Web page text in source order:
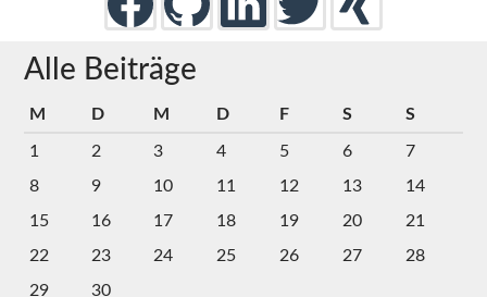
Alle Beiträge
M D M D F S S
1 2 3 4 5 6
7
8
9 10 11 12 13
14
15
16 17 18 19 20
21
22
23 24 25 26 27
28
29
30